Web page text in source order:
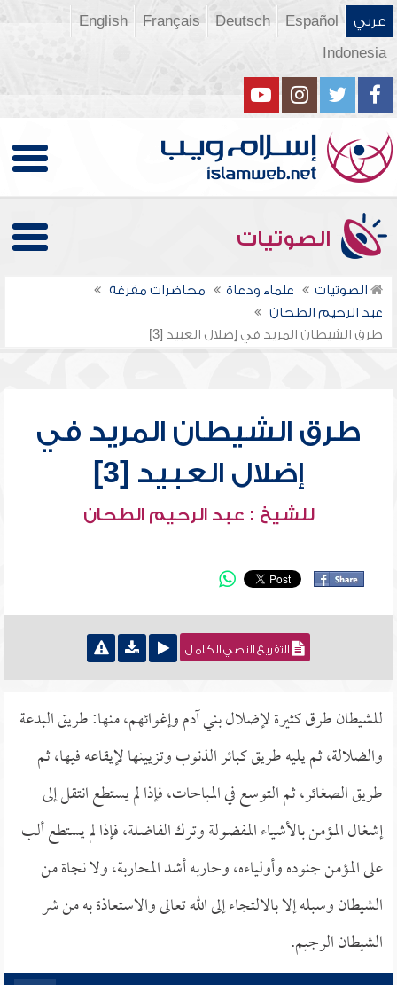
عربي Español
Deutsch
Français
English
Indonesia
الصوتيات
الصوتيات علماء ودعاة
محاضرات مفرغة
عبد الرحيم الطحان
طرق الشيطان المريد في إضلال العبيد [3]
طرق الشيطان المريد في
إضلال العبيد [3]
للشيخ : عبد الرحيم الطحان
التفريغ النصي الكامل
للشيطان طرق كثيرة لإضلال بني آدم وإغوائهم، منها: طريق البدعة
والضلالة، ثم يليه طريق كبائر الذنوب وتزيينها لإيقاعه فيها، ثم
طريق الصغائر، ثم التوسع في المباحات، فإذا لم يستطع انتقل إلى
إشغال المؤمن بالأشياء المفضولة وترك الفاضلة، فإذا لم يستطع ألب
على المؤمن جنوده وأولياءه، وحاربه أشد المحاربة، ولا نجاة من
الشيطان وسبله إلا بالالتجاء إلى الله تعالى والاستعاذة به من شر
الشيطان الرجيم.